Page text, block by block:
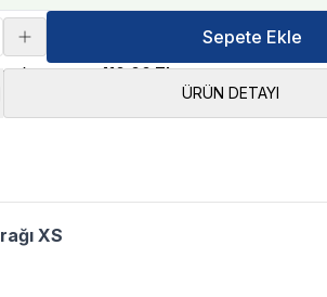
Sepete Ekle
kazancınız410.00 TL
ÜRÜN DETAYI
XS